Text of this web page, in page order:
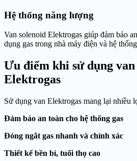
Hệ thống năng lượng
Van solenoid Elektrogas giúp đảm bảo
dụng gas trong nhà máy điện và hệ
Ưu điểm khi sử dụng
Elektrogas
Sử dụng van Elektrogas mang lại nhiều
Đảm bảo an toàn cho hệ thống gas
Đóng ngắt gas nhanh và chính xác
Thiết kế bền bỉ, tuổi thọ cao